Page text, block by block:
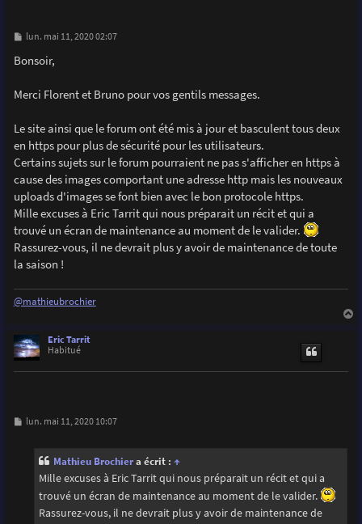
M
s
s
e
lun. mai 11, 2020 02:07
Bonsoir,
Merci Florent et Bruno pour vos gentils messages.
Le site ainsi que le forum ont été mis à jour et basculent tous deux
en https pour plus de sécurité pour les utilisateurs.
Certains sujets sur le forum pourraient ne pas s'afficher en https à
cause des images comportant une adresse http mais les nouveaux
uploads d'images se font bien avec le bon protocole https.
Mille excuses à Eric Tarrit qui nous préparait un récit et qui a
trouvé un écran de maintenance au moment de le valider.
Rassurez-vous, il ne devrait plus y avoir de maintenance de toute
la saison !
@mathieubrochier
Eric Tarrit
Habitué
Mlun. mai 11, 2020 10:07
Mathieu Brochiera écrit : ↑
Mille excuses à Eric Tarrit qui nous préparait un récit et qui a
trouvé un écran de maintenance au moment de le valider.
Rassurez-vous, il ne devrait plus y avoir de maintenance de